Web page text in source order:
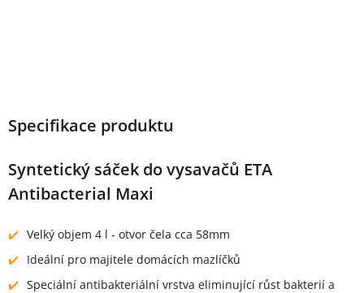
Specifikace produktu
Syntetický sáček do vysavačů ETA
Antibacterial Maxi
Velký objem 4 l - otvor čela cca 58mm
Ideální pro majitele domácích mazlíčků
Speciální antibakteriální vrstva eliminující růst bakterií a